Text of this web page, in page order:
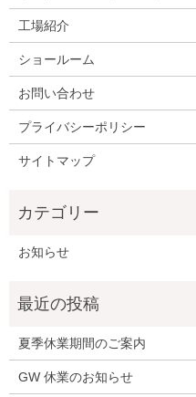
工場紹介
ショールーム
お問い合わせ
プライバシーポリシー
サイトマップ
お知らせ
夏季休業期間のご案内
GW 休業のお知らせ